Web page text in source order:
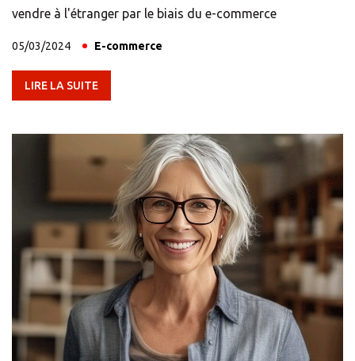
vendre à l'étranger par le biais du e-commerce
05/03/2024 E-commerce
LIRE LA SUITE